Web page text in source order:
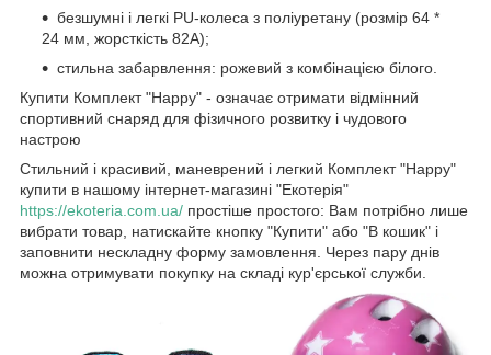
безшумні і легкі PU-колеса з поліуретану (розмір 64 *
24 мм, жорсткість 82А);
стильна забарвлення: рожевий з комбінацією білого.
Купити Комплект "Happy" - означає отримати відмінний
спортивний снаряд для фізичного розвитку і чудового
настрою
Стильний і красивий, маневрений і легкий Комплект "Happy"
купити в нашому інтернет-магазині "Екотерія"
https://ekoteria.com.ua/ простіше простого: Вам потрібно лише
вибрати товар, натискайте кнопку "Купити" або "В кошик" і
заповнити нескладну форму замовлення. Через пару днів
можна отримувати покупку на складі кур'єрської служби.